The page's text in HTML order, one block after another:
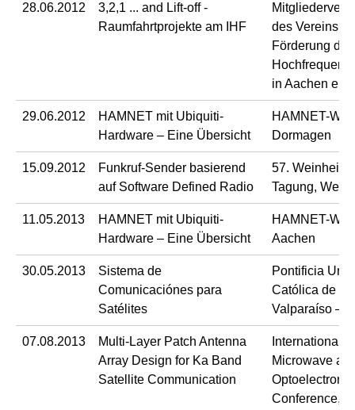
28.06.2012
3,2,1 ... and Lift-off -
Raumfahrtprojekte am IHF
des Vereins
Förderung der
in Aachen
29.06.2012
HAMNET mit Ubiquiti-
Hardware – Eine Übersicht
HAMNET-
Dormagen
15.09.2012
Funkruf-Sender basierend
auf Software Defined Radio
57.
Tagung,
11.05.2013
HAMNET mit Ubiquiti-
Hardware – Eine Übersicht
HAMNET-
Aachen
30.05.2013
Sistema de
Comunicaciónes para
Satélites
Pontificia
Católica de
Valparaíso –
07.08.2013
Multi-Layer Patch Antenna
Array Design for Ka Band
Satellite Communication
International
Microwave
Conference,